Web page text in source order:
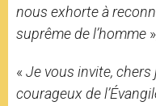
nous exhorte à
suprême de l’homme
« Je vous invite,
courageux de